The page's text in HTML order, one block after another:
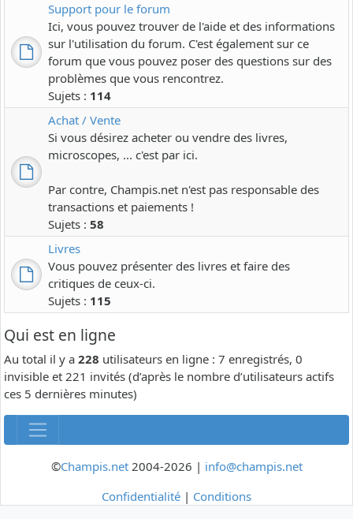
Support pour le forum
Ici, vous pouvez trouver de l'aide et des informations
sur l'utilisation du forum. C'est également sur ce
forum que vous pouvez poser des questions sur des
problèmes que vous rencontrez.
Sujets : 114
Achat / Vente
Si vous désirez acheter ou vendre des livres,
microscopes, ... c'est par ici.
Par contre, Champis.net n'est pas responsable des
transactions et paiements !
Sujets : 58
Livres
Vous pouvez présenter des livres et faire des
critiques de ceux-ci.
Sujets : 115
Qui est en ligne
Au total il y a 228 utilisateurs en ligne : 7 enregistrés, 0
invisible et 221 invités (d’après le nombre d’utilisateurs actifs
ces 5 dernières minutes)
©Champis.net2004-2026 | info@champis.net
Confidentialité | Conditions